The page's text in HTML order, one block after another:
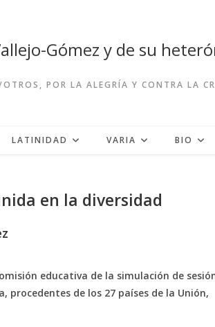
Gómez y de su
POR LA ALEGRÍA Y CONTRA LA
LATINIDAD VARIA BIO
en la diversidad
educativa de la simulación de
procedentes de los 27 países de la Unión,